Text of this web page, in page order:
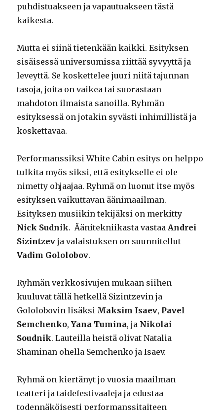
puhdistuakseen ja vapautuakseen tästä
kaikesta.
Mutta ei siinä tietenkään kaikki. Esityksen
sisäisessä universumissa riittää syvyyttä ja
leveyttä. Se koskettelee juuri niitä tajunnan
tasoja, joita on vaikea tai suorastaan
mahdoton ilmaista sanoilla. Ryhmän
esityksessä on jotakin syvästi inhimillistä ja
koskettavaa.
Performanssiksi White Cabin esitys on helppo
tulkita myös siksi, että esitykselle ei ole
nimetty ohjaajaa. Ryhmä on luonut itse myös
esityksen vaikuttavan äänimaailman.
Esityksen musiikin tekijäksi on merkitty
Nick Sudnik. Äänitekniikasta vastaaAndrei
Sizintzev ja valaistuksen on suunnitellut
Vadim Gololobov.
Ryhmän verkkosivujen mukaan siihen
kuuluvat tällä hetkellä Sizintzevin ja
Gololobovin lisäksi Maksim Isaev, Pavel
Semchenko,Yana Tumina, ja Nikolai
Soudnik. Lauteilla heistä olivat Natalia
Shaminan ohella Semchenko ja Isaev.
Ryhmä on kiertänyt jo vuosia maailman
teatteri ja taidefestivaaleja ja edustaa
todennäköisesti performanssitaiteen